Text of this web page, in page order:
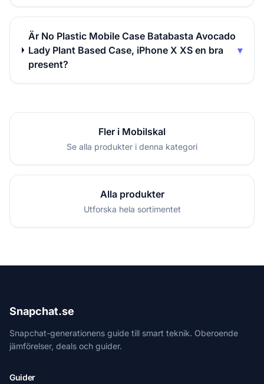
Är No Plastic Mobile Case Batabasta Avocado
Lady Plant Based Case, iPhone X XS en bra
present?
▾
Fler i Mobilskal
Se alla produkter i denna kategori
Alla produkter
Utforska hela sortimentet
Snapchat.se
Snapchat-generationens guide till smart teknik. Oberoende
jämförelser, deals och guider.
Guider